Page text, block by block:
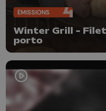
ÉMISSIONS
Winter Grill - Filet
porto